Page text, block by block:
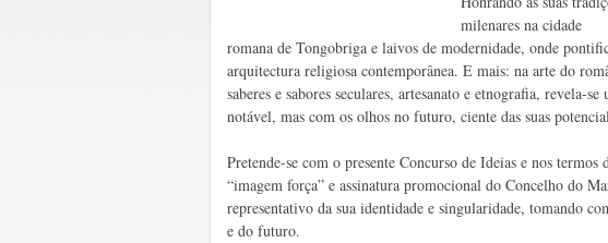
milenares na cidade
romana de Tongobriga e laivos de modernidade, onde
arquitectura religiosa contemporânea. E mais: na arte do
saberes e sabores seculares, artesanato e etnografia, revela-
notável, mas com os olhos no futuro, ciente das suas
Pretende-se com o presente Concurso de Ideias e nos
“imagem força” e assinatura promocional do Concelho do
representativo da sua identidade e singularidade, tomando
e do futuro.